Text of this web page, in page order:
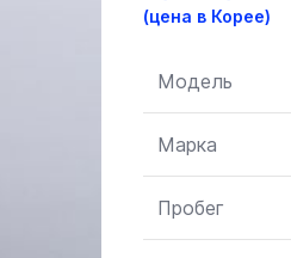
(цена в Корее)
Модель
Марка
Пробег